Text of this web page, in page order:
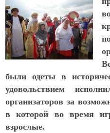
были одеты в
удовольствием
организаторов за
в которой во время
взрослые.